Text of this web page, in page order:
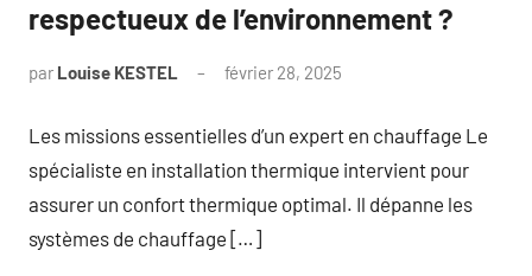
respectueux de l’environnement ?
par Louise KESTEL février 28, 2025
Les missions essentielles d’un expert en chauffage Le
spécialiste en installation thermique intervient pour
assurer un confort thermique optimal. Il dépanne les
systèmes de chauffage […]